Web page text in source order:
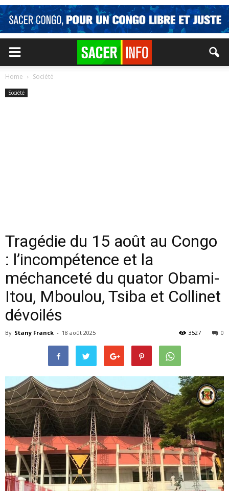
Home Société
Société
Tragédie du 15 août au Congo
: l’incompétence et la
méchanceté du quator Obami-
Itou, Mboulou, Tsiba et Collinet
dévoilés
By Stany Franck - 18 août 2025 0
3527